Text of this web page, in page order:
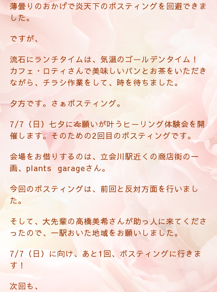
薄曇りのおかげで炎天下のポスティングを回避できま
した。
ですが、
流石にランチタイムは、気温のゴールデンタイム！
カフェ・ロティさんで美味しいパンとお茶をいただき
ながら、チラシ作業をして、時を待ちました。
夕方です。さぁポスティング。
7/7（日）七夕に🎋願いが叶うヒーリング体験会を開
催します。そのための2回目のポスティングです。
会場をお借りするのは、立会川駅近くの商店街の一
画、plants garageさん。
今回のポスティングは、前回と反対方面を行いまし
た。
そして、大先輩の高橋美希さんが助っ人に来てくださ
ったので、一駅おいた地域をお願いしました。
7/7（日）に向け、あと1回、ポスティングに行きま
す！
次回も、